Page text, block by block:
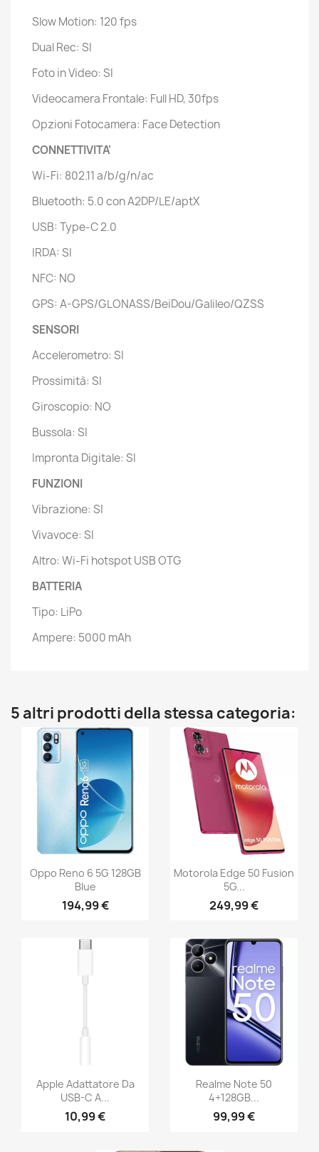
Slow Motion: 120 fps
Dual Rec: SI
Foto in Video: SI
Videocamera Frontale: Full HD, 30fps
Opzioni Fotocamera: Face Detection
CONNETTIVITA'
Wi-Fi: 802.11 a/b/g/n/ac
Bluetooth: 5.0 con A2DP/LE/aptX
USB: Type-C 2.0
IRDA: SI
NFC: NO
GPS: A-GPS/GLONASS/BeiDou/Galileo/QZSS
SENSORI
Accelerometro: SI
Prossimità: SI
Giroscopio: NO
Bussola: SI
Impronta Digitale: SI
FUNZIONI
Vibrazione: SI
Vivavoce: SI
Altro: Wi-Fi hotspot USB OTG
BATTERIA
Tipo: LiPo
Ampere: 5000 mAh
5 altri prodotti della stessa categoria:
Oppo Reno 6 5G 128GB
Blue
194,99 €
Motorola Edge 50 Fusion
5G...
249,99 €
Apple Adattatore Da
USB-C A...
10,99 €
Realme Note 50
4+128GB...
99,99 €